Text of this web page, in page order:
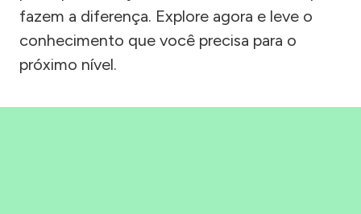
fazem a diferença. Explore agora e leve o
conhecimento que você precisa para o
próximo nível.